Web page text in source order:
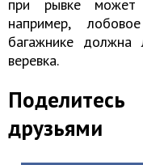
при рывке может
например,
багажнике должна
веревка.
друзьями